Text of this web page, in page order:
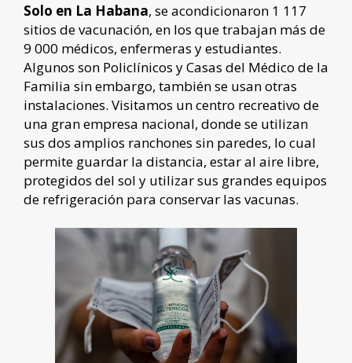
Solo en La Habana, se acondicionaron 1 117
sitios de vacunación, en los que trabajan más de
9 000 médicos, enfermeras y estudiantes.
Algunos son Policlínicos y Casas del Médico de la
Familia sin embargo, también se usan otras
instalaciones. Visitamos un centro recreativo de
una gran empresa nacional, donde se utilizan
sus dos amplios ranchones sin paredes, lo cual
permite guardar la distancia, estar al aire libre,
protegidos del sol y utilizar sus grandes equipos
de refrigeración para conservar las vacunas.